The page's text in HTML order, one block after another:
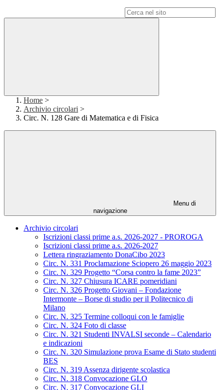
Home >
Archivio circolari >
Circ. N. 128 Gare di Matematica e di Fisica
Menu di
navigazione
Archivio circolari
Iscrizioni classi prime a.s. 2026-2027 - PROROGA
Iscrizioni classi prime a.s. 2026-2027
Lettera ringraziamento DonaCibo 2023
Circ. N. 331 Proclamazione Sciopero 26 maggio 2023
Circ. N. 329 Progetto “Corsa contro la fame 2023”
Circ. N. 327 Chiusura ICARE pomeridiani
Circ. N. 326 Progetto Giovani – Fondazione
Intermonte – Borse di studio per il Politecnico di
Milano
Circ. N. 325 Termine colloqui con le famiglie
Circ. N. 324 Foto di classe
Circ. N. 321 Studenti INVALSI seconde – Calendario
e indicazioni
Circ. N. 320 Simulazione prova Esame di Stato studenti
BES
Circ. N. 319 Assenza dirigente scolastica
Circ. N. 318 Convocazione GLO
Circ. N. 317 Convocazione GLI